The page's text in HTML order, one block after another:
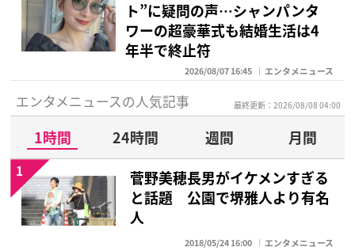
ト”に疑問の声…シャンパンタ
ワーの超豪華式も結婚生活は4
年半で終止符
2026/08/07 16:45 エンタメニュース
エンタメニュースの人気記事 最終更新：2026/08/08 04:00
1時間 24時間 週間
月間
菅野美穂長男がイケメンすぎる
と話題 公園で堺雅人より有名
人
2018/05/24 16:00 エンタメニュース
1